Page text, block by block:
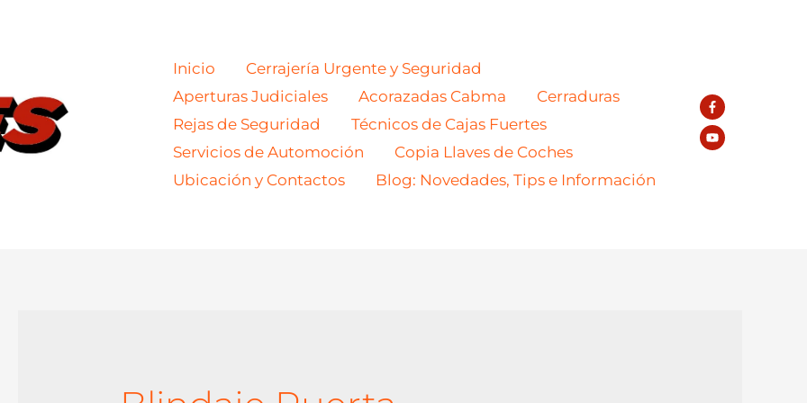
Inicio
Cerrajería Urgente y Seguridad
Aperturas Judiciales
Acorazadas Cabma
Cerraduras
Rejas de Seguridad
Técnicos de Cajas Fuertes
Servicios de Automoción
Copia Llaves de Coches
Ubicación y Contactos
Blog: Novedades, Tips e Información